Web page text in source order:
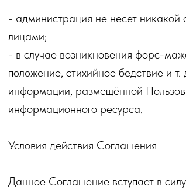
- администрация не несет никакой
лицами;
- в случае возникновения форс-
положение, стихийное бедствие и
информации, размещённой
информационного ресурса.
Условия действия Соглашения
Данное Соглашение вступает в